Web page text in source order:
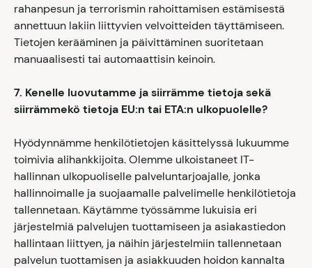
rahanpesun ja terrorismin rahoittamisen estämisestä
annettuun lakiin liittyvien velvoitteiden täyttämiseen.
Tietojen kerääminen ja päivittäminen suoritetaan
manuaalisesti tai automaattisin keinoin.
7. Kenelle luovutamme ja siirrämme tietoja sekä
siirrämmekö tietoja EU:n tai ETA:n ulkopuolelle?
Hyödynnämme henkilötietojen käsittelyssä lukuumme
toimivia alihankkijoita. Olemme ulkoistaneet IT-
hallinnan ulkopuoliselle palveluntarjoajalle, jonka
hallinnoimalle ja suojaamalle palvelimelle henkilötietoja
tallennetaan. Käytämme työssämme lukuisia eri
järjestelmiä palvelujen tuottamiseen ja asiakastiedon
hallintaan liittyen, ja näihin järjestelmiin tallennetaan
palvelun tuottamisen ja asiakkuuden hoidon kannalta